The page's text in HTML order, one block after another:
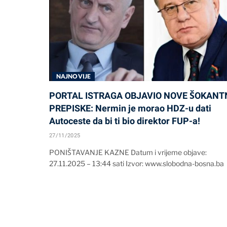
NAJNOVIJE
PORTAL ISTRAGA OBJAVIO NOVE
PREPISKE: Nermin je morao HDZ-u dati
Autoceste da bi ti bio direktor FUP-a!
27/11/2025
PONIŠTAVANJE KAZNE Datum i vrijeme objave:
27.11.2025 – 13:44 sati Izvor: www.slobodna-bosna.ba